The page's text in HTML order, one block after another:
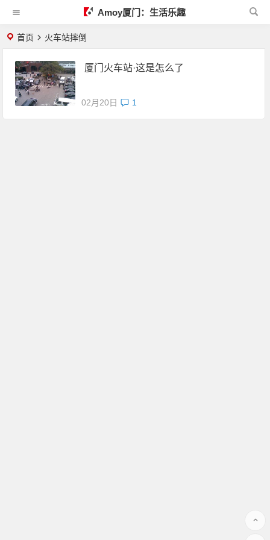
Amoy厦门：生活乐趣
首页 火车站摔倒
厦门火车站·这是怎么了
02月20日 1